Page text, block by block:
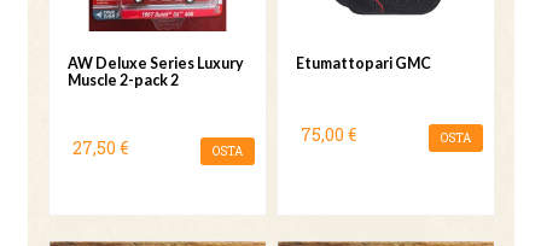
AW Deluxe Series Luxury
Muscle 2-pack 2
27,50 € OSTA
Etumattopari GMC
75,00 € OSTA